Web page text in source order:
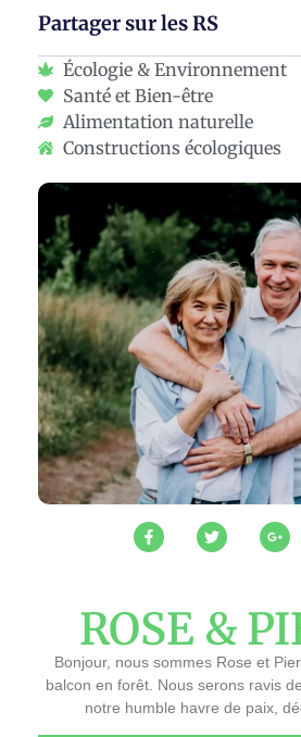
Partager sur les RS
Écologie & Environnement
Santé et Bien-être
Alimentation naturelle
Constructions écologiques
ROSE &
Bonjour, nous sommes Rose et
balcon en forêt. Nous serons ravis
notre humble havre de paix,